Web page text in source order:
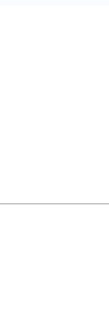
tối ưu. Từ đó,
Import – xử lý –
V-ray Next và
với V-ray.
3dsmax.